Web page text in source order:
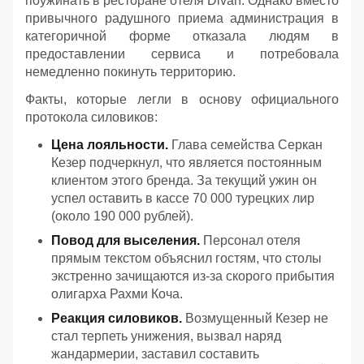
привычного радушного приема администрация в
категоричной форме отказала людям в
предоставлении сервиса и потребовала
немедленно покинуть территорию.
Факты, которые легли в основу официального
протокола силовиков:
Цена лояльности. Глава семейства Серкан
Кезер подчеркнул, что является постоянным
клиентом этого бренда. За текущий ужин он
успел оставить в кассе 70 000 турецких лир
(около 190 000 рублей).
Повод для выселения. Персонал отеля
прямым текстом объяснил гостям, что столы
экстренно зачищаются из-за скорого прибытия
олигарха Рахми Коча.
Реакция силовиков. Возмущенный Кезер не
стал терпеть унижения, вызвал наряд
жандармерии, заставил составить